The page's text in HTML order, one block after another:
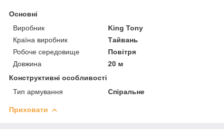
Основні
Виробник
King Tony
Країна виробник
Тайвань
Робоче середовище
Повітря
Довжина
20 м
Конструктивні особливості
Тип армування
Спіральне
Приховати